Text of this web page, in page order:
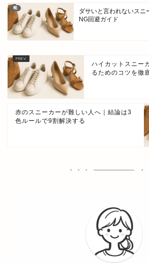
靴
ダサいと言われないスニ
NG回避ガイド
ハイカットスニー
るためのコツを徹
赤のスニーカーが難しい人へ｜結論は3
色ルールで9割解決する